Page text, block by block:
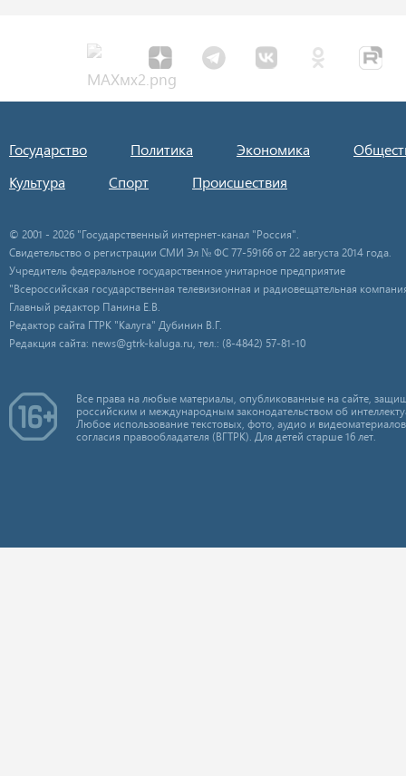
Государство Политика Экономика
Культура
Спорт Происшествия
© 2001 - 2026 "Государственный интернет-канал "Россия".
Свидетельство о регистрации СМИ Эл № ФС 77-59166 от 22 августа 2014 года.
Учредитель федеральное государственное унитарное предприятие
"Всероссийская государственная телевизионная и радиовещательная
Главный редактор Панина Е.В.
Редактор сайта ГТРК "Калуга" Дубинин В.Г.
Редакция сайта: news@gtrk-kaluga.ru, тел.: (8-4842) 57-81-10
Все права на любые материалы, опубликованные на сайте,
российским и международным законодательством об
Любое использование текстовых, фото, аудио и
согласия правообладателя (ВГТРК). Для детей старше 16 лет.